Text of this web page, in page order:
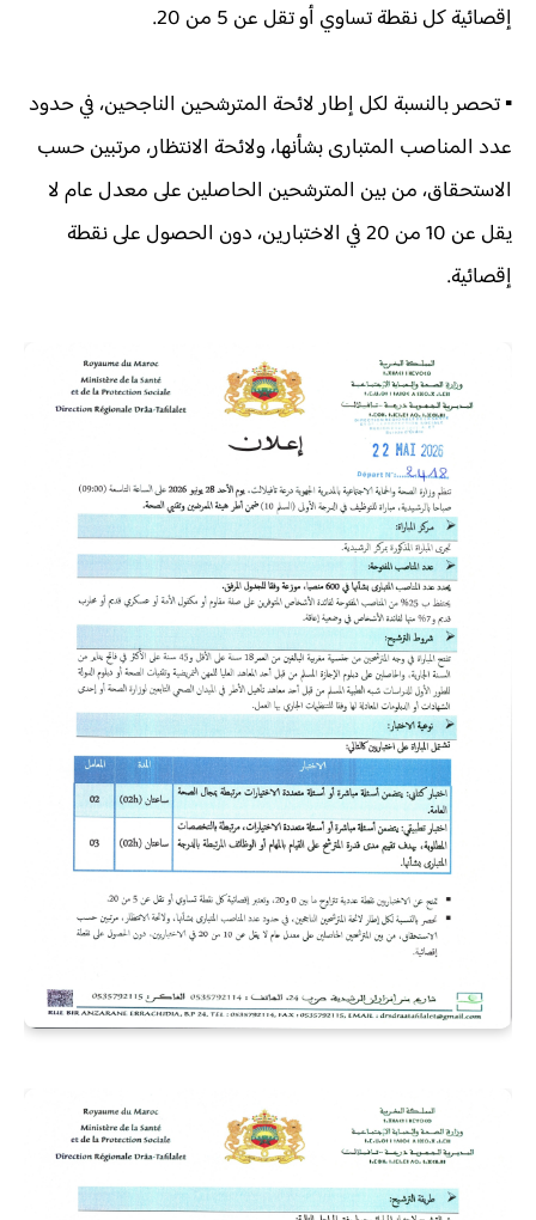
إقصائية كل نقطة تساوي أو تقل عن 5 من 20.
▪ تحصر بالنسبة لكل إطار لائحة المترشحين الناجحين، في حدود
عدد المناصب المتبارى بشأنها، ولائحة الانتظار، مرتبين حسب
الاستحقاق، من بين المترشحين الحاصلين على معدل عام لا
يقل عن 10 من 20 في الاختبارين، دون الحصول على نقطة
إقصائية.